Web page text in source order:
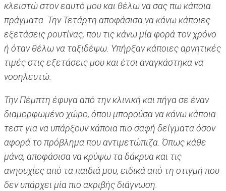
κλειστώ στον εαυτό μου και θέλω να σας πω κάποια
πράγματα. Την Τετάρτη αποφάσισα να κάνω κάποιες
εξετάσεις ρουτίνας, που τις κάνω μία φορά τον χρόνο
ή όταν θέλω να ταξιδέψω. Υπήρξαν κάποιες αρνητικές
τιμές στις εξετάσεις μου και έτσι αναγκάστηκα να
νοσηλευτώ.
Την Πέμπτη έφυγα από την κλινική και πήγα σε έναν
διαμορφωμένο χώρο, όπου μπορούσα να κάνω κάποια
τεστ για να υπάρξουν κάποια πιο σαφή δείγματα όσον
αφορά το πρόβλημα που αντιμετώπιζα. Όπως κάθε
μάνα, αποφάσισα να κρύψω τα δάκρυα και τις
ανησυχίες από τα παιδιά μου, ειδικά από τη στιγμή που
δεν υπάρχει μία πιο ακριβής διάγνωση.